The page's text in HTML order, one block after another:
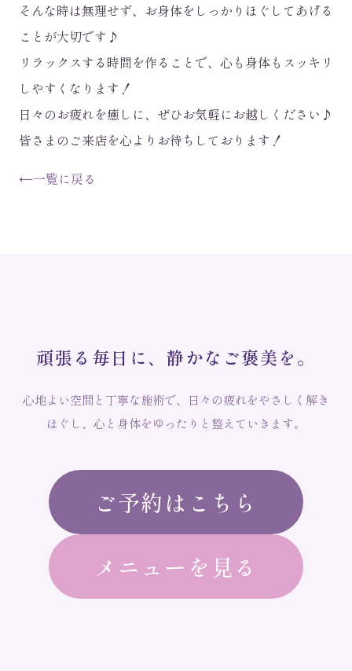
そんな時は無理せず、お身体をしっかりほぐしてあげる
ことが大切です♪
リラックスする時間を作ることで、心も身体もスッキリ
しやすくなります！
日々のお疲れを癒しに、ぜひお気軽にお越しください♪
皆さまのご来店を心よりお待ちしております！
←一覧に戻る
頑張る 毎日 に、 静かな ご褒美を。
心地よい空間と丁寧な施術で、日々の疲れをやさしく解き
ほぐし、心と身体をゆったりと整えていきます。
ご予約はこちら
メニューを見る